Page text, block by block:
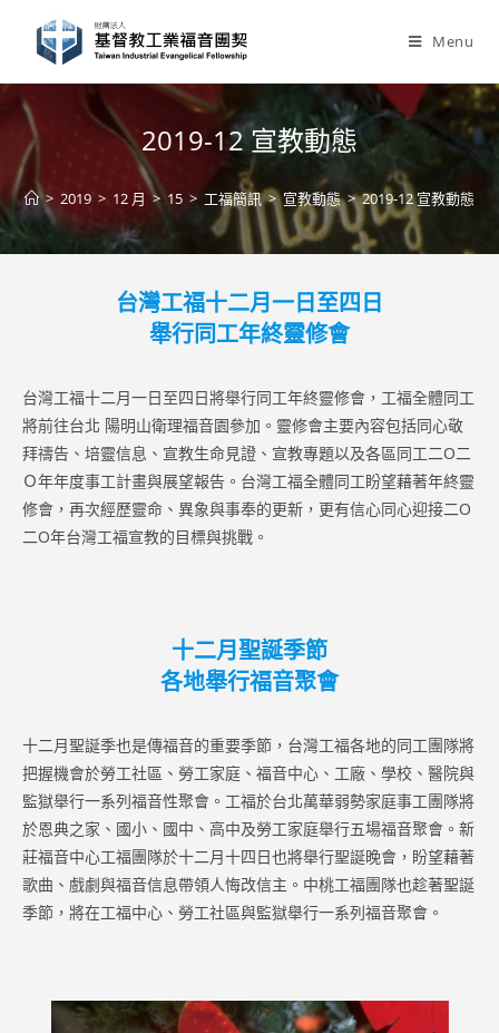
content
Menu
2019-12 宣教動態
> 2019 > 12 月 > 15 > 工福簡訊 > 宣教動態 > 2019-12 宣教動態
台灣工福十二月一日至四日
舉行同工年終靈修會
台灣工福十二月一日至四日將舉行同工年終靈修會，工福全體同工
將前往台北 陽明山衛理福音園參加。靈修會主要內容包括同心敬
拜禱告、培靈信息、宣教生命見證、宣教專題以及各區同工二O二
Ｏ年年度事工計畫與展望報告。台灣工福全體同工盼望藉著年終靈
修會，再次經歷靈命、異象與事奉的更新，更有信心同心迎接二O
二O年台灣工福宣教的目標與挑戰。
十二月聖誕季節
各地舉行福音聚會
十二月聖誕季也是傳福音的重要季節，台灣工福各地的同工團隊將
把握機會於勞工社區、勞工家庭、福音中心、工廠、學校、醫院與
監獄舉行一系列福音性聚會。工福於台北萬華弱勢家庭事工團隊將
於恩典之家、國小、國中、高中及勞工家庭舉行五場福音聚會。新
莊福音中心工福團隊於十二月十四日也將舉行聖誕晚會，盼望藉著
歌曲、戲劇與福音信息帶領人悔改信主。中桃工福團隊也趁著聖誕
季節，將在工福中心、勞工社區與監獄舉行一系列福音聚會。